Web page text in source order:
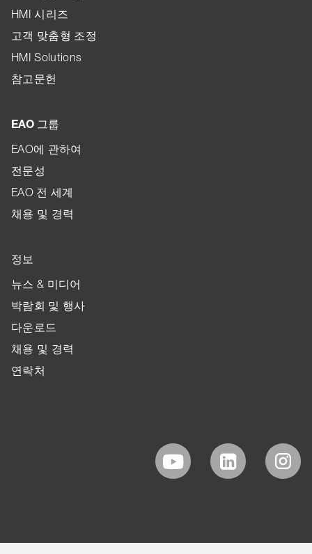
HMI 시리즈
고객 맞춤형 조정
HMI Solutions
참고문헌
EAO 그룹
EAO에 관하여
전문성
EAO 전 세계
채용 및 경력
정보
뉴스 & 미디어
박람회 및 행사
다운로드
채용 및 경력
연락처